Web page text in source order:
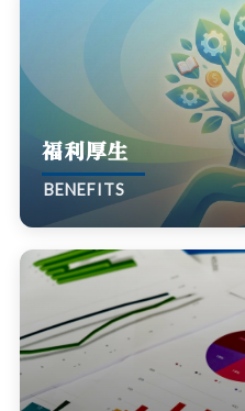
福利厚生
BENEFITS